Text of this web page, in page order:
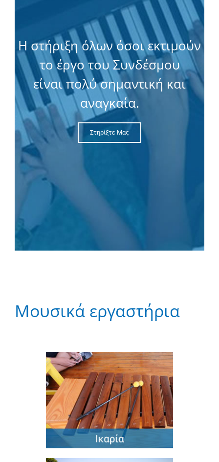
Η στήριξη όλων όσοι εκτιμούν
το έργο του Συνδέσμου
είναι πολύ σημαντική και
αναγκαία.
Στηρίξτε Μας
Μουσικά εργαστήρια